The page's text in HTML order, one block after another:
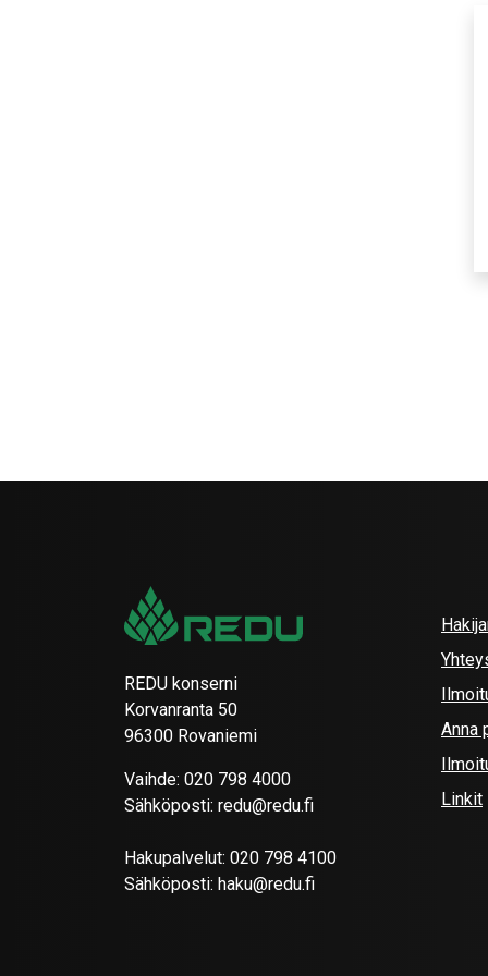
REDU konserni
Korvanranta 50
96300 Rovaniemi
Vaihde: 020 798 4000
Sähköposti: redu@redu.fi
Hakupalvelut: 020 798 4100
Sähköposti: haku@redu.fi
Anna
Linkit